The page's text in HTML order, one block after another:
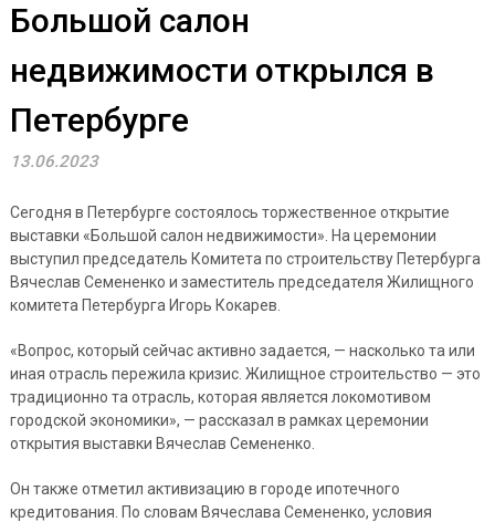
Большой салон
недвижимости открылся в
Петербурге
13.06.2023
Сегодня в Петербурге состоялось торжественное открытие
выставки «Большой салон недвижимости». На церемонии
выступил председатель Комитета по строительству Петербурга
Вячеслав Семененко и заместитель председателя Жилищного
комитета Петербурга Игорь Кокарев.
«Вопрос, который сейчас активно задается, — насколько та или
иная отрасль пережила кризис. Жилищное строительство — это
традиционно та отрасль, которая является локомотивом
городской экономики», — рассказал в рамках церемонии
открытия выставки Вячеслав Семененко.
Он также отметил активизацию в городе ипотечного
кредитования. По словам Вячеслава Семененко, условия